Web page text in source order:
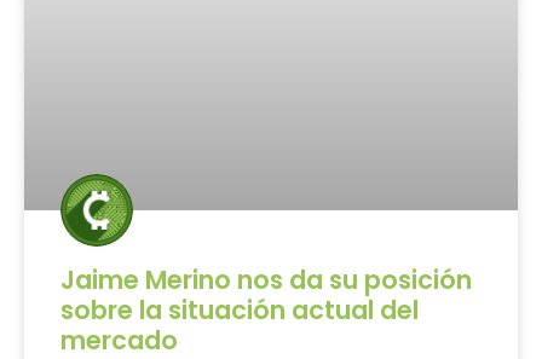
Jaime Merino nos da su posición
sobre la situación actual del
mercado